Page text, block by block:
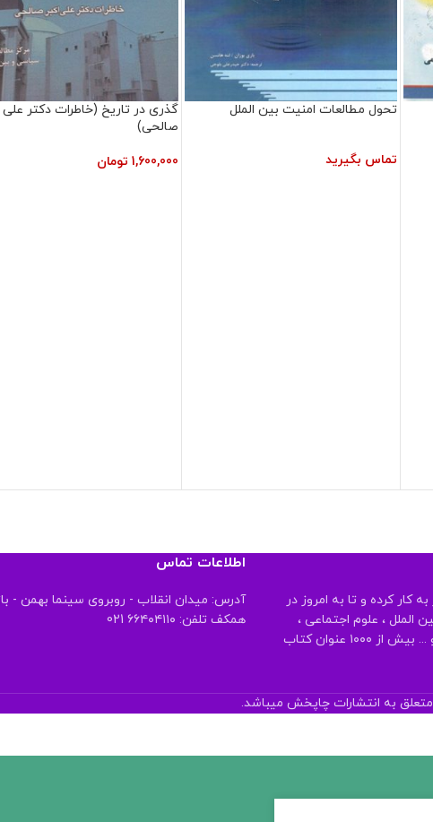
تحول مطالعات امنیت بین الملل
تماس بگیرید
گذری در تاریخ (خاطرات دکتر علی
صالحی)
1,600,000 تومان
چاپخش از سال ۱۳۳۶ آغاز به کار کرده و تا به امروز در
الملل ، علوم اجتماعی ،
انتشار آثار دکتر شریعتی ، اقتصاد و ... بیش از ۱۰۰۰ عنوان کتاب
اطلاعات تماس
آدرس: میدان انقلاب - روبروی سینما بهمن -
همکف تلفن: ۶۶۴۰۴۱۱۰ 021
به انتشارات چاپخش میباشد.